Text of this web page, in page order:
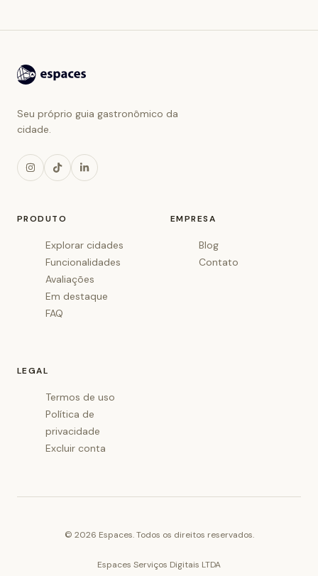
Seu próprio guia gastronômico da
cidade.
PRODUTO
Explorar cidades
Funcionalidades
Avaliações
Em destaque
FAQ
EMPRESA
Blog
Contato
LEGAL
Termos de uso
Política de
privacidade
Excluir conta
© 2026 Espaces. Todos os direitos reservados.
Espaces Serviços Digitais LTDA